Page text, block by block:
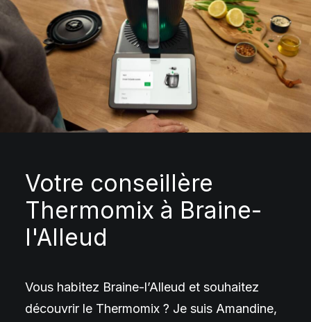
Votre conseillère
Thermomix à Braine-
l'Alleud
Vous habitez Braine-l’Alleud et souhaitez
découvrir le Thermomix ? Je suis Amandine,